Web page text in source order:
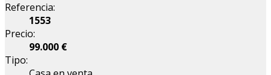
Referencia:
1553
Precio:
99.000 €
Tipo: